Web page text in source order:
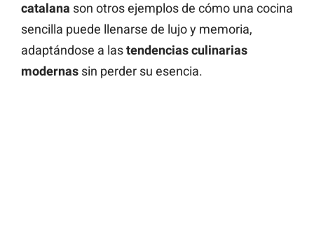
catalana son otros ejemplos de cómo una cocina
sencilla puede llenarse de lujo y memoria,
adaptándose a lastendencias culinarias
modernas sin perder su esencia.